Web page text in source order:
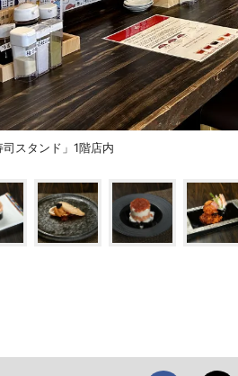
司スタンド」1階店内